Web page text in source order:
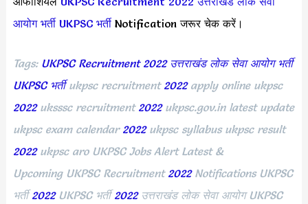
आयोग भर्ती UKPSC भर्तीNotification जरूर चेक करें।
Tags: UKPSC Recruitment 2022 उत्तराखंड लोक सेवा आयोग भर्ती
UKPSC भर्तीukpsc recruitment 2022apply online ukpsc
2022uksssc recruitment 2022ukpsc.gov.in latest update
ukpsc exam calendar 2022ukpsc syllabus ukpsc result
2022 ukpsc aro UKPSC Jobs Alert Latest &
Upcoming UKPSC Recruitment 2022Notifications UKPSC
भर्ती2022UKPSC भर्ती2022उत्तराखंड लोक सेवा आयोग UKPSC